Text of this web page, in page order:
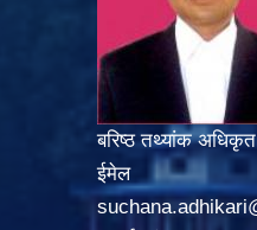
बरिष्ठ तथ्यांक
ईमेल